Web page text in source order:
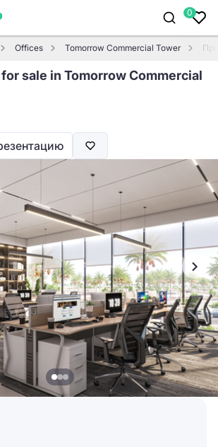
0
Offices Tomorrow Commercial Tower
for sale in Tomorrow Commercial